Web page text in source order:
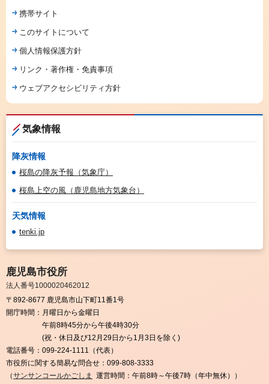
携帯サイト
このサイトについて
個人情報保護方針
リンク・著作権・免責事項
ウェブアクセシビリティ方針
気象情報
降灰情報
桜島の降灰予報（気象庁）
桜島上空の風（鹿児島地方気象台）
天気情報
tenki.jp
鹿児島市役所
法人番号1000020462012
〒892-8677 鹿児島市山下町11番1号
開庁時間： 月曜日から金曜日
午前8時45分から午後4時30分
(祝・休日及び12月29日から1月3日を除く)
電話番号： 099-224-1111（代表）
市役所に関する簡易な問合せ： 099-808-3333
（サンサンコールかごしま 運営時間：午前8時～午後7時（年中無休））